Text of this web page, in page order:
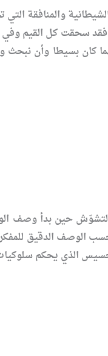
والمنافقة التي
كل القيم وفي
كان بسيطا وأن
حين بدأ وصف
حسب الوصف الدقيق
الذي يحكم